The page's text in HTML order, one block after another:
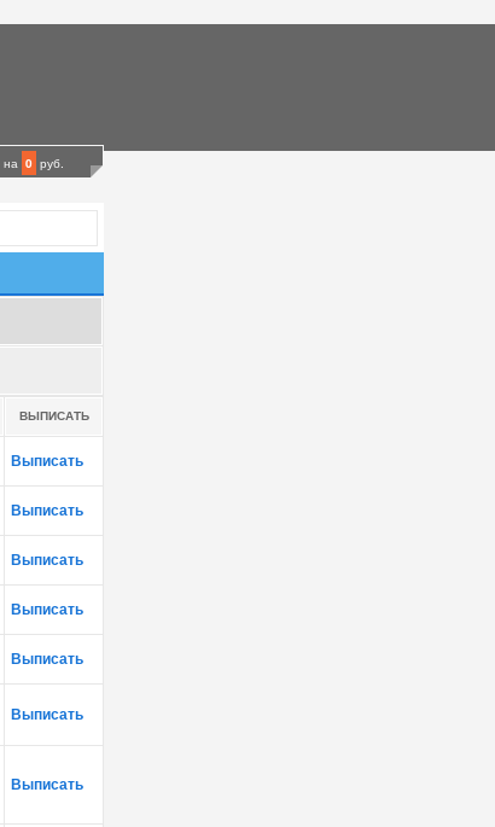
на 0 руб.
ВЫПИСАТЬ
Выписать
Выписать
Выписать
Выписать
Выписать
Выписать
Выписать